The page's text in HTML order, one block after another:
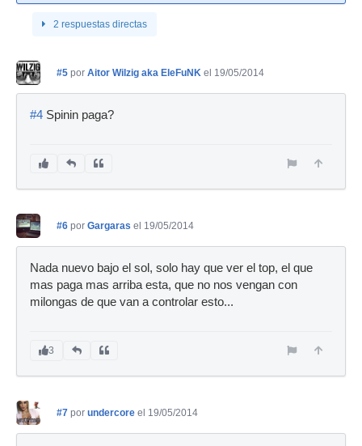
2 respuestas directas
#5 por Aitor Wilzig aka EleFuNK el 19/05/2014
#4 Spinin paga?
#6 por Gargaras el 19/05/2014
Nada nuevo bajo el sol, solo hay que ver el top, el que
mas paga mas arriba esta, que no nos vengan con
milongas de que van a controlar esto...
3
#7 por undercore el 19/05/2014